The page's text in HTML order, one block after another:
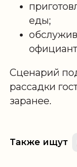
еды;
Сценарий
рассадки
заранее.
Также ищут